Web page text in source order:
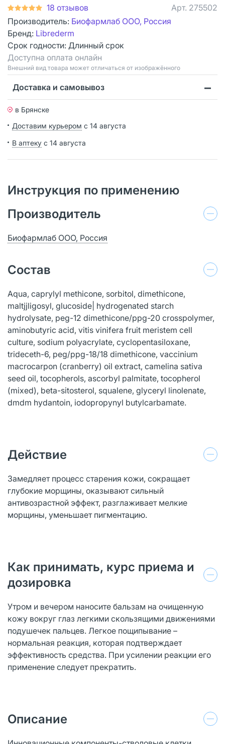
18 отзывов Арт. 275502
Производитель: Биофармлаб ООО, Россия
Бренд: Librederm
Срок годности: Длинный срок
Доступна оплата онлайн
Bнешний вид товара может отличаться от изображённого
Доставка и самовывоз
в Брянске
Доставим курьером с 14 августа
В аптеку с 14 августа
Инструкция по применению
Производитель
Биофармлаб ООО, Россия
Состав
Aqua, caprylyl methicone, sorbitol, dimethicone,
maltjjligosyl, glucoside| hydrogenated starch
hydrolysate, peg-12 dimethicone/ppg-20 crosspolymer,
aminobutyric acid, vitis vinifera fruit meristem cell
culture, sodium polyacrylate, cyclopentasiloxane,
trideceth-6, peg/ppg-18/18 dimethicone, vaccinium
macrocarpon (cranberry) oil extract, camelina sativa
seed oil, tocopherols, ascorbyl palmitate, tocopherol
(mixed), beta-sitosterol, squalene, glyceryl linolenate,
dmdm hydantoin, iodopropynyl butylcarbamate.
Действие
Замедляет процесс старения кожи, сокращает
глубокие морщины, оказывают сильный
антивозрастной эффект, разглаживает мелкие
морщины, уменьшает пигментацию.
Как принимать, курс приема и
дозировка
Утром и вечером наносите бальзам на очищенную
кожу вокруг глаз легкими скользящими движениями
подушечек пальцев. Легкое пощипывание –
нормальная реакция, которая подтверждает
эффективность средства. При усилении реакции его
применение следует прекратить.
Описание